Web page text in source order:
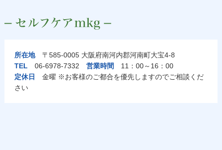
所在地〒585-0005 大阪府南河内郡河南町大宝4-8
TEL06-6978-7332 営業時間
11：00～16：00
定休日
金曜 ※お客様のご都合を優先しますのでご相談くだ
さい